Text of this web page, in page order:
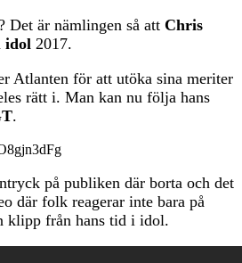
Det är nämlingen så att Chris
idol 2017.
Atlanten för att utöka sina meriter
rätt i. Man kan nu följa hans
.
på publiken där borta och det
där folk reagerar inte bara på
klipp från hans tid i idol.